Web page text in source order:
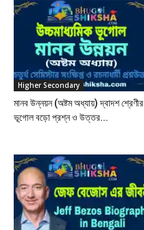
Higher Secondary
মানব উন্নয়ন (অষ্টম অধ্যায়) দ্বাদশ শ্রেণীর
ভূগোল বড়ো প্রশ্ন ও উত্তর...